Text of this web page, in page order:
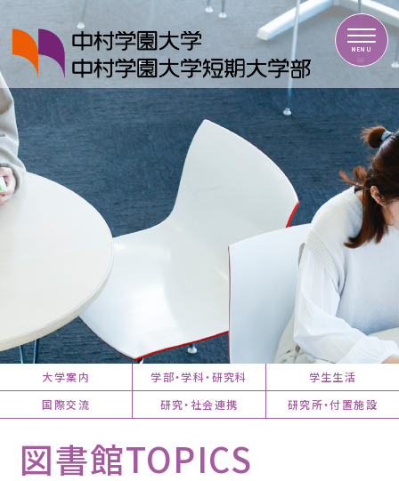
中村学園大学・中村学園大学短期大学部
MENU
大学案内 学部・学科・研究科
学生生活
国際交流
研究・社会連携 研究所・付置施設
図書館TOPICS